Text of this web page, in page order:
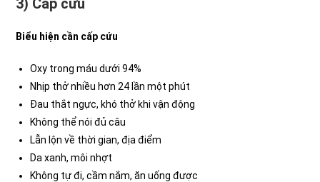
3) Cấp cứu
Biểu hiện cần cấp cứu
Oxy trong máu dưới 94%
Nhịp thở nhiều hơn 24 lần một phút
Đau thắt ngực, khó thở khi vận động
Không thể nói đủ câu
Lẫn lộn về thời gian, địa điểm
Da xanh, môi nhợt
Không tự đi, cầm nắm, ăn uống được